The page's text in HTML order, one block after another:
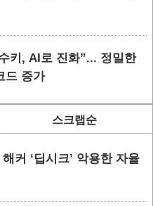
키, AI로 진화”... 정밀한
드 증가
스크랩순
커 ‘딥시크’ 악용한 자율